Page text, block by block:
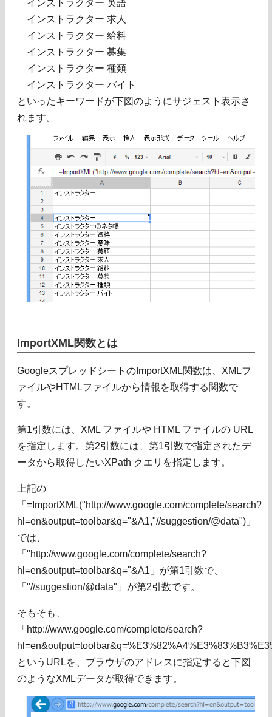
インストラクター 英語
インストラクター 求人
インストラクター 給料
インストラクター 募集
インストラクター 種類
インストラクター バイト
といったキーワードが下図のようにサジェスト表示さ
れます。
ImportXML関数とは
GoogleスプレッドシートのImportXML関数は、XMLフ
ァイルやHTMLファイルから情報を取得する関数で
す。
第1引数には、XML ファイルや HTML ファイルの URL
を指定します。第2引数には、第1引数で指定されたデ
ータから取得したいXPath クエリを指定します。
上記の
「=ImportXML("http://www.google.com/complete/search?
hl=en&output=toolbar&q="&A1,"//suggestion/@data")」
では、
「"http://www.google.com/complete/search?
hl=en&output=toolbar&q="&A1」が第1引数で、
「"//suggestion/@data"」が第2引数です。
そもそも、
「http://www.google.com/complete/search?
というURLを、ブラウザのアドレスに指定すると下図
のようなXMLデータが取得できます。